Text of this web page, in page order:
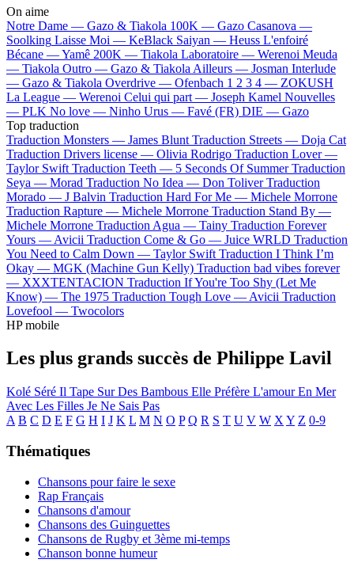
On aime
Notre Dame — Gazo & Tiakola 100K — Gazo Casanova —
Soolking Laisse Moi — KeBlack Saiyan — Heuss L'enfoiré
Bécane —Yamê 200K — Tiakola Laboratoire — Werenoi Meuda
— Tiakola Outro — Gazo & Tiakola Ailleurs — Josman Interlude
— Gazo & Tiakola Overdrive — Ofenbach 1 2 3 4 — ZOKUSH
La League — Werenoi Celui qui part — Joseph Kamel Nouvelles
— PLK No love — Ninho Urus — Favé (FR) DIE — Gazo
Top traduction
Traduction Monsters — James Blunt Traduction Streets — Doja Cat
Traduction Drivers license — Olivia Rodrigo Traduction Lover —
Taylor Swift Traduction Teeth — 5 Seconds Of Summer Traduction
Seya — Morad Traduction No Idea — Don Toliver Traduction
Morado — J Balvin Traduction Hard For Me — Michele Morrone
Traduction Rapture — Michele Morrone Traduction Stand By —
Michele Morrone Traduction Agua — Tainy Traduction Forever
Yours — Avicii Traduction Come & Go — Juice WRLD Traduction
You Need to Calm Down — Taylor Swift Traduction I Think I’m
Okay — MGK (Machine Gun Kelly) Traduction bad vibes forever
— XXXTENTACION Traduction If You're Too Shy (Let Me
Know) — The 1975 Traduction Tough Love — Avicii Traduction
Lovefool — Twocolors
HP mobile
Les plus grands succès de Philippe Lavil
Kolé Séré Il Tape Sur Des Bambous Elle Préfère L'amour En Mer
Avec Les Filles Je Ne Sais Pas
A B C D E F G H I J K L M N O P Q R S T U V W X Y Z 0-9
Thématiques
Chansons pour faire le sexe
Rap Français
Chansons d'amour
Chansons des Guinguettes
Chansons de Rugby et 3ème mi-temps
Chanson bonne humeur